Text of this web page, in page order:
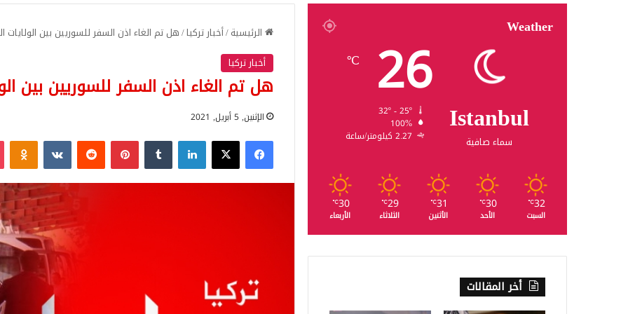
الرئيسية/أخبار تركيا/هل تم الغاء اذن السفر للسوريين بين الولايات
أخبار تركيا
هل تم الغاء اذن السفر للسوريين بين
الإثنين, 5 أبريل, 2021
فيسبوك‫X لينكدإن بينتيريست
Weather
Istanbul
سماء صافية
26
℃
100%
2.27 كيلومتر/ساعة
32
℃
السبت
30
℃
الأحد
31
℃
الأثنين
29
℃
الثلاثاء
30
℃
الأربعاء
أخر المقالات